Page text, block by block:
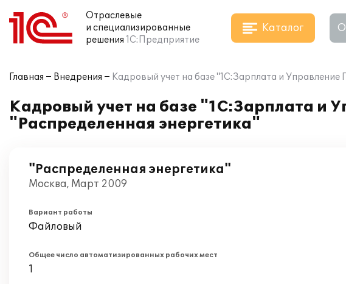
Отраслевые
и специализированные
решения 1С:Предприятие
Каталог
Главная Внедрения Кадровый учет на базе "1С:Зарплата и
Кадровый учет на базе "1С:Зарплата и
"Распределенная энергетика"
"Распределенная энергетика"
Москва, Март 2009
Вариант работы
Файловый
Общее число автоматизированных рабочих мест
1